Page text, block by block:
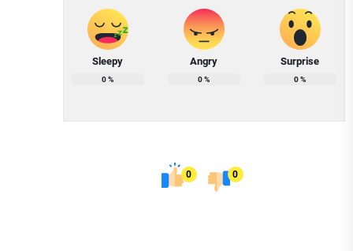
Sleepy
0%
Angry
0%
Surprise
0%
0 0